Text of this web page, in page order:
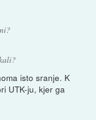
isto sranje. K
UTK-ju, kjer ga